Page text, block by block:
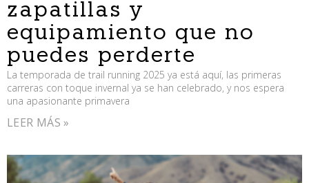
zapatillas y
equipamiento que no
puedes perderte
La temporada de trail running 2025 ya está aquí, las primeras
carreras con toque invernal ya se han celebrado, y nos espera
una apasionante primavera
LEER MÁS »